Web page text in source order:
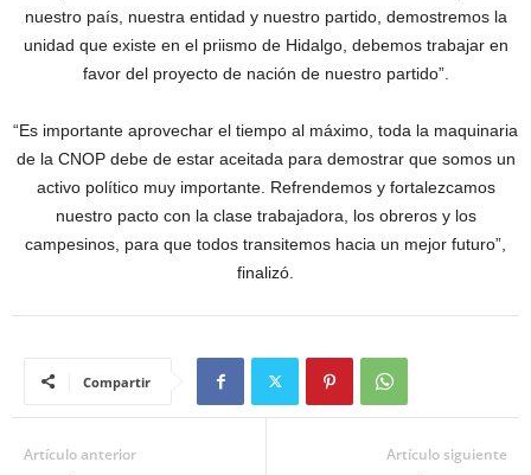
nuestro país, nuestra entidad y nuestro partido, demostremos la
unidad que existe en el priismo de Hidalgo, debemos trabajar en
favor del proyecto de nación de nuestro partido”.
“Es importante aprovechar el tiempo al máximo, toda la maquinaria
de la CNOP debe de estar aceitada para demostrar que somos un
activo político muy importante. Refrendemos y fortalezcamos
nuestro pacto con la clase trabajadora, los obreros y los
campesinos, para que todos transitemos hacia un mejor futuro”,
finalizó.
Compartir
Artículo anterior Artículo siguiente